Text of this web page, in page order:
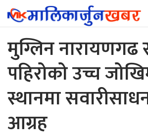
मुग्लिन
पहिरोको उच्च
स्थानमा
आग्रह